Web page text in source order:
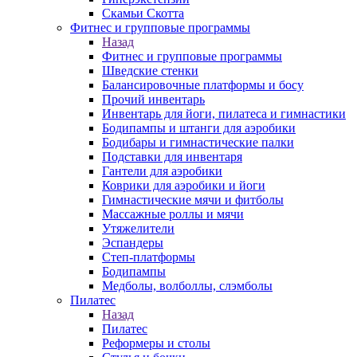
Скамьи Скотта
Фитнес и групповые программы
Назад
Фитнес и групповые программы
Шведские стенки
Балансировочные платформы и босу
Прочий инвентарь
Инвентарь для йоги, пилатеса и гимнастики
Бодипампы и штанги для аэробики
Бодибары и гимнастические палки
Подставки для инвентаря
Гантели для аэробики
Коврики для аэробики и йоги
Гимнастические мячи и фитболы
Массажные роллы и мячи
Утяжелители
Эспандеры
Степ-платформы
Бодипампы
Медболы, волболлы, слэмболы
Пилатес
Назад
Пилатес
Реформеры и столы